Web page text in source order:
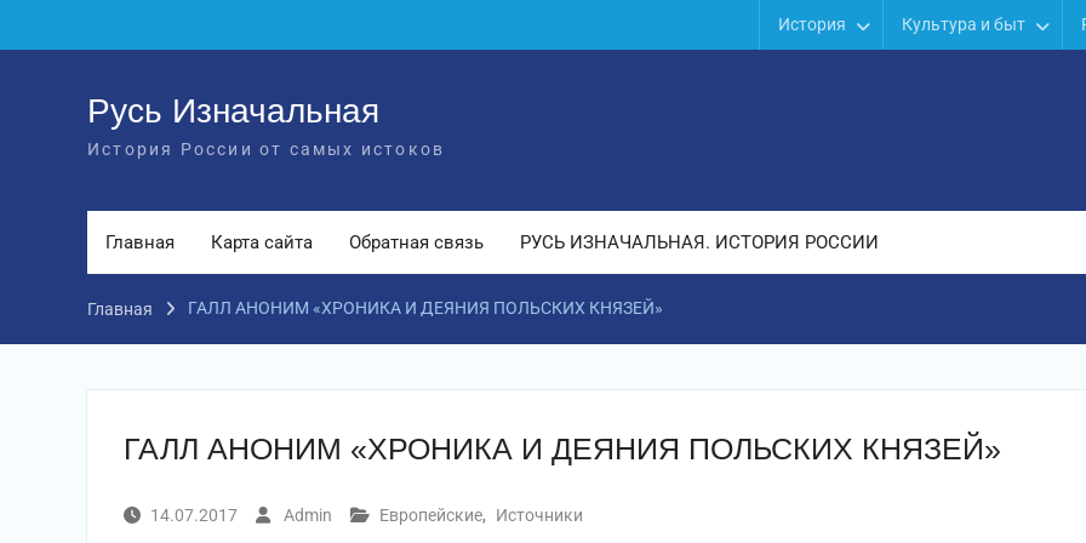
История Культура и быт
Русь Изначальная
История России от самых истоков
Главная Карта сайта Обратная связь РУСЬ ИЗНАЧАЛЬНАЯ. ИСТОРИЯ РОССИИ
Главная ГАЛЛ АНОНИМ «ХРОНИКА И ДЕЯНИЯ ПОЛЬСКИХ КНЯЗЕЙ»
ГАЛЛ АНОНИМ «ХРОНИКА И ДЕЯНИЯ ПОЛЬСКИХ КНЯЗЕЙ»
14.07.2017 Admin Европейские, Источники